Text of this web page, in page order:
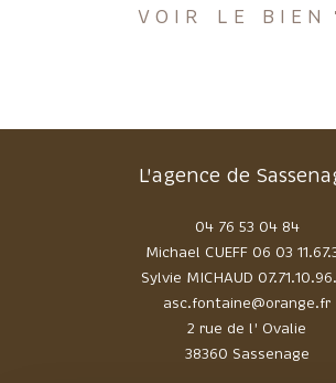
VOIR LE BIEN
L'agence de
04 76 53 04 84
2 rue de l' Ovalie
38360 Sassenage
Michael CUEFF 06 03
Sylvie MICHAUD
asc.fontaine@orange.fr